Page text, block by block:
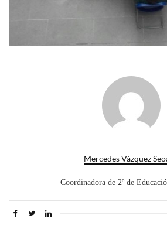
Mercedes Vázquez
Coordinadora de 2º de